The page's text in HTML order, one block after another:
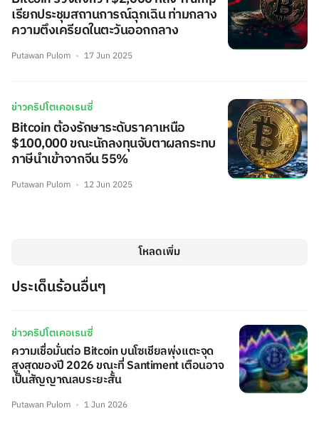
เรียกประชุมสถานการณ์ฉุกเฉิน ท่ามกลาง
ความตึงเครียดในตะวันออกกลาง
Putawan Pulom 17 Jun 2025
ข่าวคริปโตเคอเรนซี่
Bitcoin ต้องรักษาระดับราคาเหนือ
$100,000 ขณะนักลงทุนจับตาผลกระทบ
ภาษีนำเข้าจากจีน 55%
Putawan Pulom 12 Jun 2025
โหลดเพิ่ม
ประเด็นร้อนอื่นๆ
ข่าวคริปโตเคอเรนซี่
ความเชื่อมั่นต่อ Bitcoin บนโซเชียลพุ่งแตะจุด
สูงสุดของปี 2026 ขณะที่ Santiment เตือนอาจ
เป็นสัญญาณลบระยะสั้น
Putawan Pulom 1 Jun 2026